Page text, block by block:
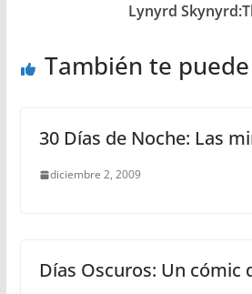
Lynyrd
También te
30 Días de Noche: Las
diciembre 2, 2009
Días Oscuros: Un cómic